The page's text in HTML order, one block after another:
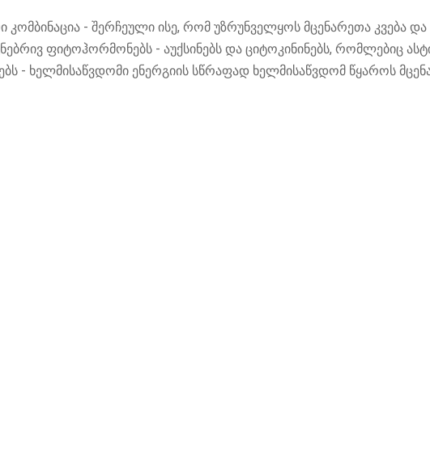
- შერჩეული ისე, რომ უზრუნველყოს მცენარეთა კვება
ფიტოჰორმონებს - აუქსინებს და ციტოკინინებს, რომლებიც
- ხელმისაწვდომი ენერგიის სწრაფად ხელმისაწვდომ წყაროს